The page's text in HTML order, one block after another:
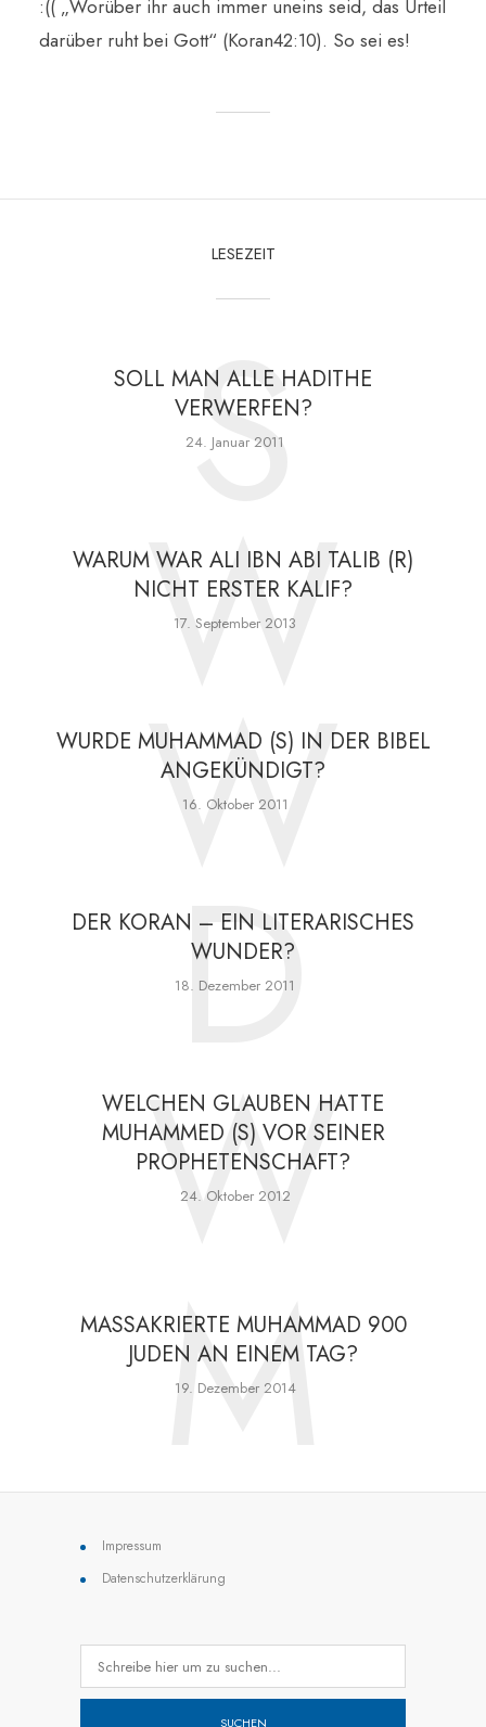
:(( „Worüber ihr auch immer uneins seid, das Urteil
darüber ruht bei Gott“ (Koran42:10). So sei es!
LESEZEIT
SOLL MAN ALLE HADITHE
VERWERFEN?
24. Januar 2011
S
WARUM WAR ALI IBN ABI TALIB (R)
NICHT ERSTER KALIF?
17. September 2013
W
WURDE MUHAMMAD (S) IN DER BIBEL
ANGEKÜNDIGT?
16. Oktober 2011
W
DER KORAN – EIN LITERARISCHES
WUNDER?
18. Dezember 2011
D
WELCHEN GLAUBEN HATTE
MUHAMMED (S) VOR SEINER
PROPHETENSCHAFT?
24. Oktober 2012
W
MASSAKRIERTE MUHAMMAD 900
JUDEN AN EINEM TAG?
19. Dezember 2014
M
Impressum
Datenschutzerklärung
SUCHEN